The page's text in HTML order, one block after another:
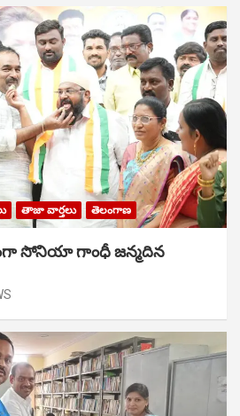
తాజా వార్తలు తెలంగాణ
సోనియా గాంధీ జ‌న్మ‌దిన